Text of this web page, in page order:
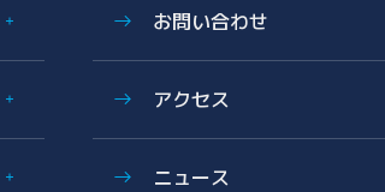
お問い合わせ
アクセス
ニュース